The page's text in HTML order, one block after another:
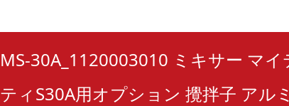
MS-30A_1120003010 ミキサー マ
ティS30A用オプション 攪拌子 アル